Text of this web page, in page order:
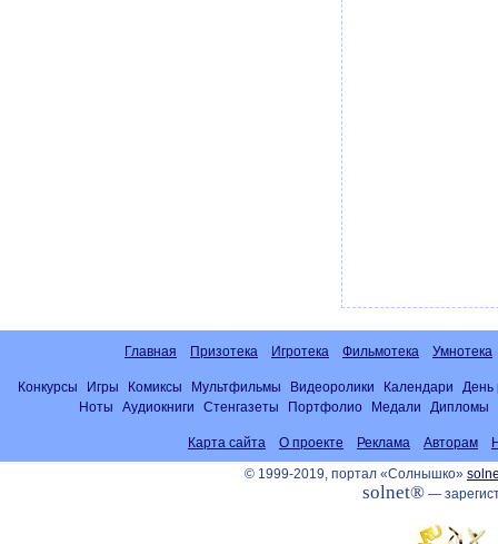
Главная Призотека Игротека Фильмотека Умнотека
Конкурсы Игры Комиксы Мультфильмы Видеоролики Календари
День
Ноты
Аудиокниги Стенгазеты Портфолио Медали Дипломы
Карта сайта О проекте Реклама Авторам
© 1999-2019, портал «Солнышко»
solnet®—